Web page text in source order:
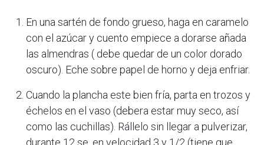
En una sartén de fondo grueso, haga en caramelo
con el azúcar y cuento empiece a dorarse añada
las almendras ( debe quedar de un color dorado
oscuro). Eche sobre papel de horno y deja enfriar.
Cuando la plancha este bien fría, parta en trozos y
échelos en el vaso (debera estar muy seco, así
como las cuchillas). Rállelo sin llegar a pulverizar,
durante 12 se. en velocidad 3 y 1/2 (tiene que